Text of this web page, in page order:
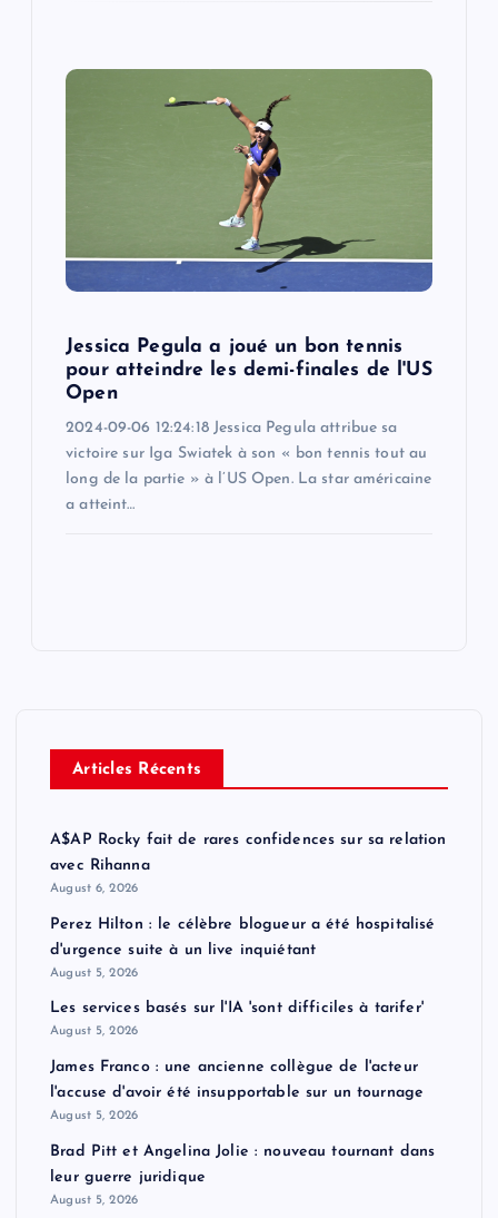
Jessica Pegula a joué un bon tennis
pour atteindre les demi-finales de l'US
Open
2024-09-06 12:24:18 Jessica Pegula attribue sa
victoire sur Iga Swiatek à son « bon tennis tout au
long de la partie » à l’US Open. La star américaine
a atteint…
Articles Récents
A$AP Rocky fait de rares confidences sur sa relation
avec Rihanna
August 6, 2026
Perez Hilton : le célèbre blogueur a été hospitalisé
d'urgence suite à un live inquiétant
August 5, 2026
Les services basés sur l'IA 'sont difficiles à tarifer'
August 5, 2026
James Franco : une ancienne collègue de l'acteur
l'accuse d'avoir été insupportable sur un tournage
August 5, 2026
Brad Pitt et Angelina Jolie : nouveau tournant dans
leur guerre juridique
August 5, 2026